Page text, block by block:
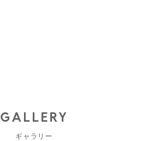
GALLERY
ギャラリー